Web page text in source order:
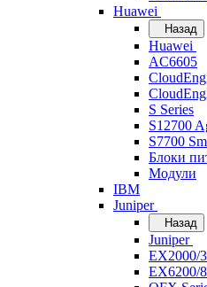
Huawei
Назад
Huawei
AC6605
S Series
S12700
S7700
Блоки
Модули
IBM
Juniper
Назад
Juniper
EX2000/
EX6200/